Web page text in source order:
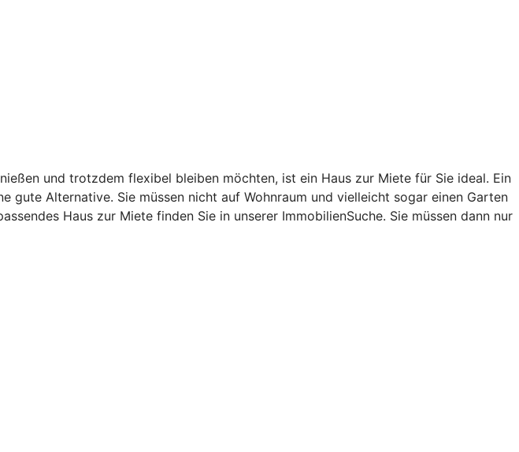
und trotzdem flexibel bleiben möchten, ist ein Haus zur Miete für Sie ideal. Ein
gute Alternative. Sie müssen nicht auf Wohnraum und vielleicht sogar einen Garten
Haus zur Miete finden Sie in unserer ImmobilienSuche. Sie müssen dann nur